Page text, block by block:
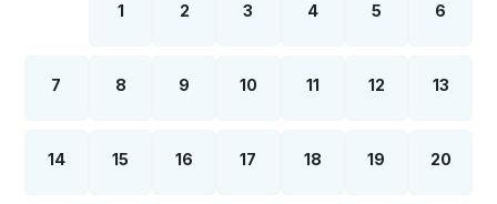
1 2 3 4 5 6
7 8 9 10 11 12 13
14 15 16 17 18 19 20